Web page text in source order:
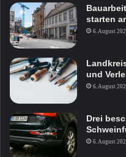
starten
6. August
und
6. August
Drei
6. August